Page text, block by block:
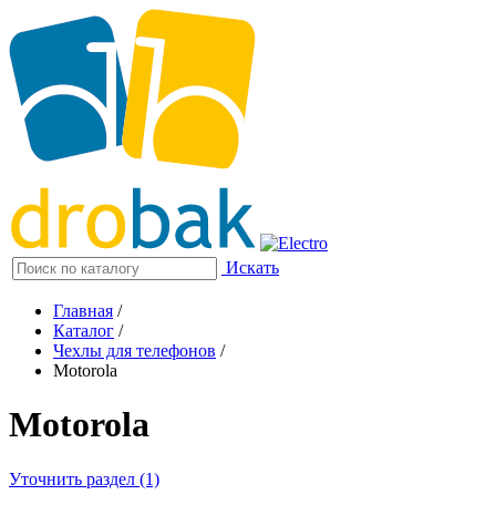
Искать
Главная /
Каталог /
Чехлы для телефонов /
Motorola
Motorola
Уточнить раздел (1)